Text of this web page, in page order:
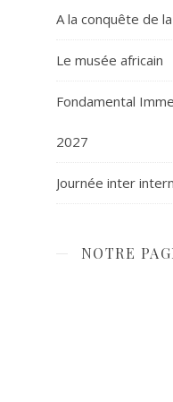
A la conquête de
Le musée africain
Fondamental
2027
Journée inter
NOTRE